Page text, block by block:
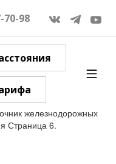
70-98
железнодорожных
Страница 6.